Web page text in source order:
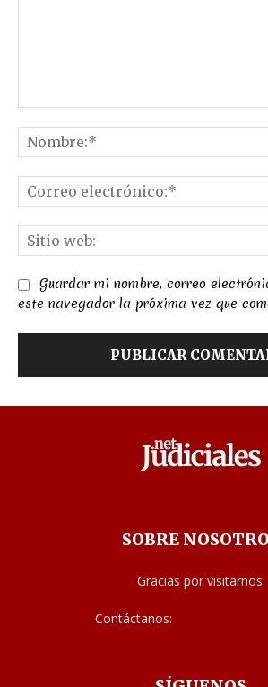
Guardar mi nombre, correo
este navegador la próxima vez que
SOBRE
Gracias por visitarnos.
Contáctanos: